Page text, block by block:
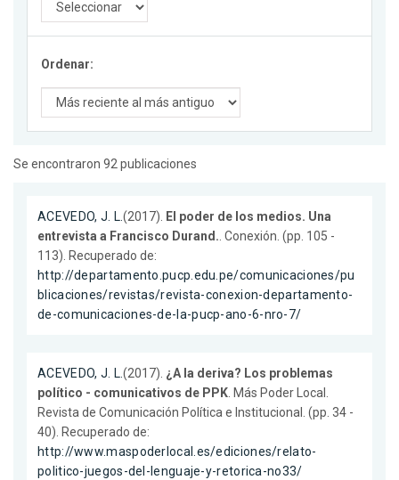
Ordenar:
Se encontraron 92 publicaciones
ACEVEDO, J. L.(2017). El poder de los medios. Una
entrevista a Francisco Durand.. Conexión. (pp. 105 -
113). Recuperado de:
http://departamento.pucp.edu.pe/comunicaciones/pu
blicaciones/revistas/revista-conexion-departamento-
de-comunicaciones-de-la-pucp-ano-6-nro-7/
ACEVEDO, J. L.(2017). ¿A la deriva? Los problemas
político - comunicativos de PPK. Más Poder Local.
Revista de Comunicación Política e Institucional. (pp. 34 -
40). Recuperado de:
http://www.maspoderlocal.es/ediciones/relato-
politico-juegos-del-lenguaje-y-retorica-no33/